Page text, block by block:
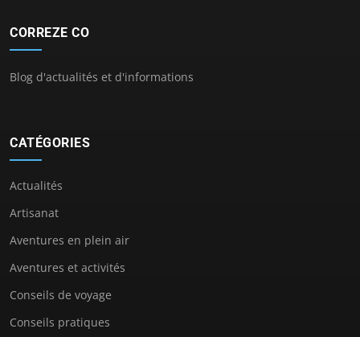
CORREZE CO
Blog d'actualités et d'informations
CATÉGORIES
Actualités
Artisanat
Aventures en plein air
Aventures et activités
Conseils de voyage
Conseils pratiques